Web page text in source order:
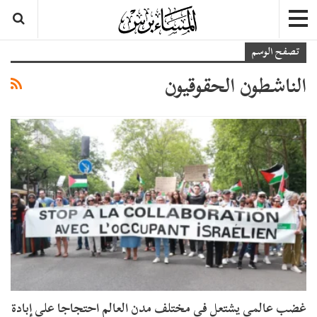
تصفح الوسم
الناشطون الحقوقيون
غضب عالمي يشتعل في مختلف مدن العالم احتجاجا على إبادة